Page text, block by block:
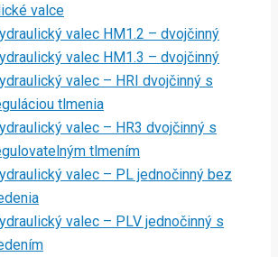
valce
valec HM1.2 – dvojčinný
valec HM1.3 – dvojčinný
valec – HRI dvojčinný s
tlmenia
valec – HR3 dvojčinný s
tlmením
valec – PL jednočinný bez
valec – PLV jednočinný s